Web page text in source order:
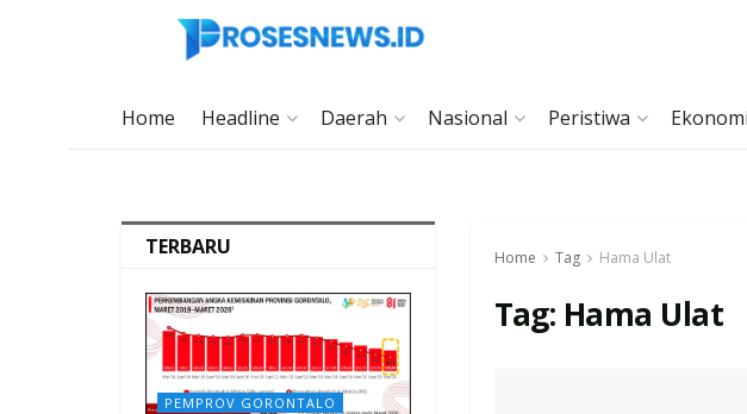
Home Headline Daerah Nasional Peristiwa Ekonomi
Home Tag Hama Ulat
Tag: Hama Ulat
TERBARU
PEMPROV GORONTALO